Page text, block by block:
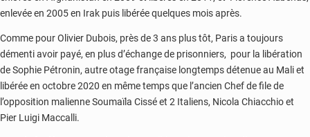
enlevée en 2005 en Irak puis libérée quelques mois après.
Comme pour Olivier Dubois, près de 3 ans plus tôt, Paris a toujours
démenti avoir payé, en plus d’échange de prisonniers, pour la libération
de Sophie Pétronin, autre otage française longtemps détenue au Mali et
libérée en octobre 2020 en même temps que l’ancien Chef de file de
l’opposition malienne Soumaïla Cissé et 2 Italiens, Nicola Chiacchio et
Pier Luigi Maccalli.